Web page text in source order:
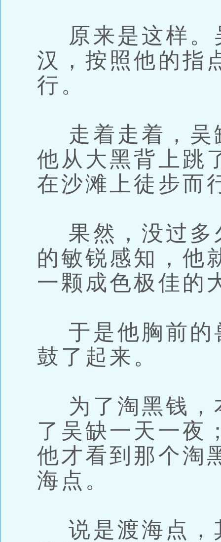
原来是这样。
汉，按照他的指
行。
走着走着，吴
他从大黑背上跳
在沙滩上徒步而
果然，没过多
的敏锐感知，他
一颗成色极佳的
于是他胸前的
鼓了起来。
为了淘黑钱，
了吴缺一天一夜
他才看到那个淘
海点。
说是渡海点，